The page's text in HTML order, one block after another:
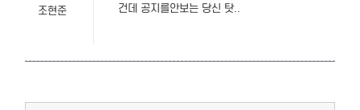
조현준
건데 공지를안보는 당신 탓..